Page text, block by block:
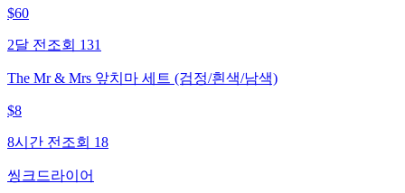
$60
2달 전 조회 131
The Mr & Mrs 앞치마 세트 (검정/흰색/남색)
$8
8시간 전 조회 18
씽크드라이어